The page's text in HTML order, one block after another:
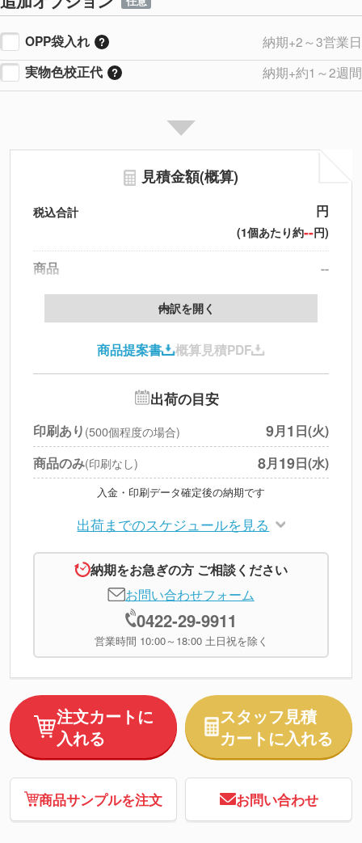
OPP袋入れ
納期+2～3営業日
実物色校正代
納期+約1～2週間
見積金額(概算)
税込合計 円
(1個あたり約--円)
商品
--
製版代
印刷代
北海道・沖縄・離島 別途
円
※上記小計は税別です
内訳を開く
商品提案書 概算見積PDF
出荷の目安
印刷あり (500個程度の場合) 9月1 日(火)
商品のみ(印刷なし) 8月19日(水)
入金・印刷データ確定後の納期です
出荷までのスケジュールを見る
納期をお急ぎの方 ご相談ください
お問い合わせフォーム
0422-29-9911
営業時間 10:00～18:00 土日祝を除く
注文カートに
入れる
スタッフ見積
カートに入れる
商品サンプルを注文 お問い合わせ